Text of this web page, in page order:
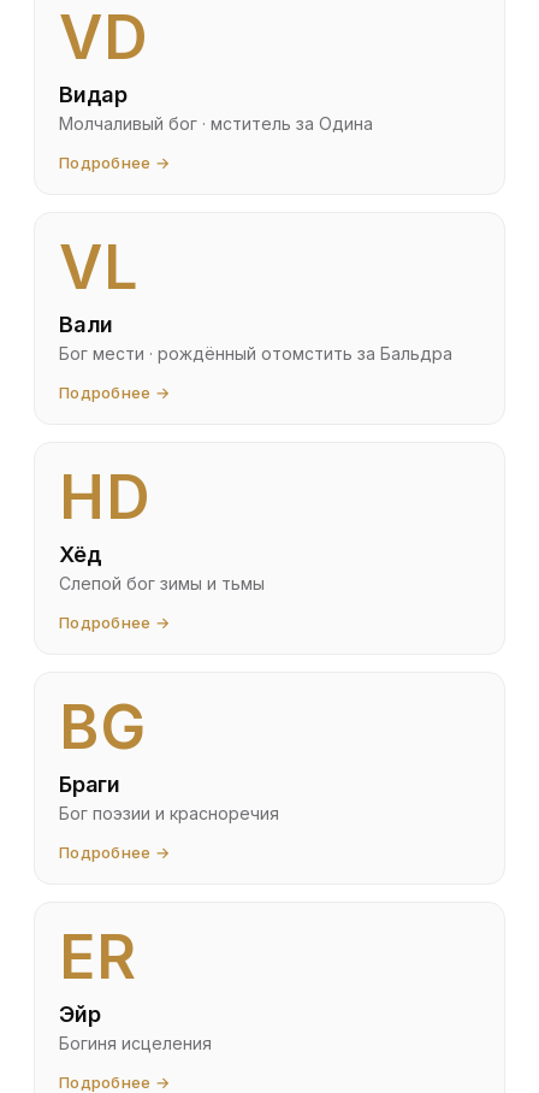
VD
Видар
Молчаливый бог · мститель за Одина
Подробнее →
VL
Вали
Бог мести · рождённый отомстить за Бальдра
Подробнее →
HD
Хёд
Слепой бог зимы и тьмы
Подробнее →
BG
Браги
Бог поэзии и красноречия
Подробнее →
ER
Эйр
Богиня исцеления
Подробнее →